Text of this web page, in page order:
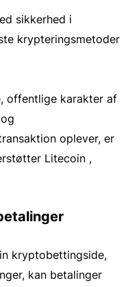
sikkerhed i
krypteringsmetoder
offentlige karakter af
oplever, er
Litecoin ,
kryptobettingside,
kan betalinger